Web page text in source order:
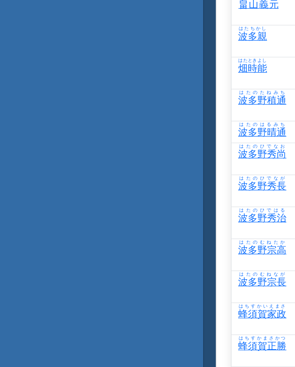
畠山義元
波多親
はたちかし
畑時能
はたときよし
波多野稙通
はたのたねみち
波多野晴通
はたのはるみち
波多野秀尚
はたのひでなお
波多野秀長
はたのひでなが
波多野秀治
はたのひではる
波多野宗高
はたのむねたか
波多野宗長
はたのむねなが
蜂須賀家政
はちすかいえまさ
蜂須賀正勝
はちすかまさかつ